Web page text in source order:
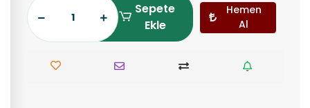
Sepete
Ekle
Hemen
Al